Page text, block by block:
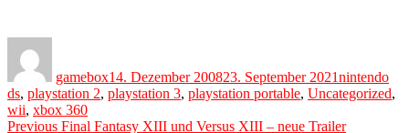
gamebox14. Dezember 200823. September 2021nintendo
ds, playstation 2, playstation 3, playstation portable, Uncategorized,
wii, xbox 360
Previous Previous
Final Fantasy XIII und Versus XIII – neue Trailer